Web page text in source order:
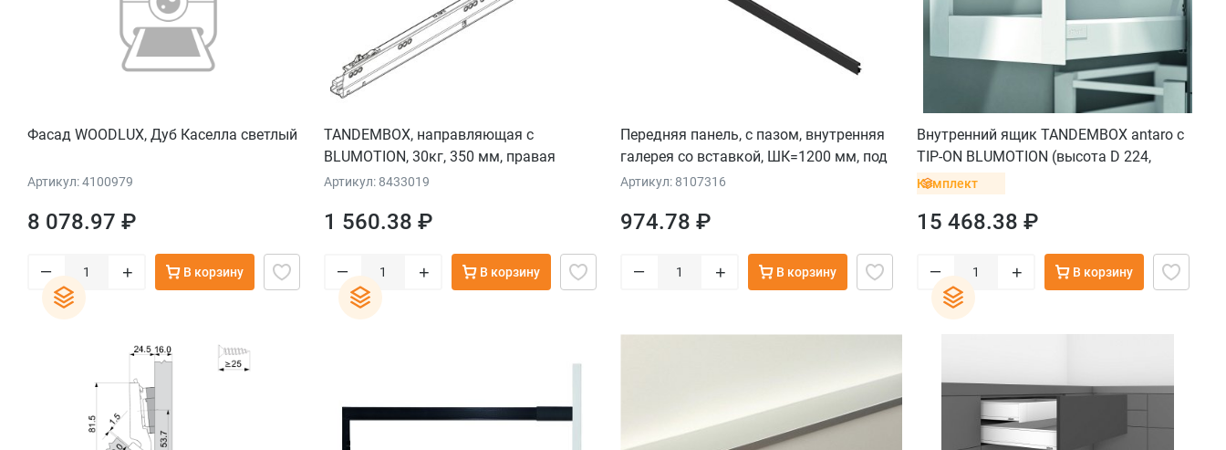
Фасад WOODLUX, Дуб Каселла светлый
Артикул: 4100979
8 078.97 ₽
– + В корзину
TANDEMBOX, направляющая с
BLUMOTION, 30кг, 350 мм, правая
Артикул: 8433019
1 560.38 ₽
– + В корзину
Передняя панель, с пазом, внутренняя
галерея со вставкой, ШК=1200 мм, под
раскрой, терра-черный
Артикул: 8107316
974.78 ₽
– + В корзину
Внутренний ящик TANDEMBOX antaro с
TIP-ON BLUMOTION (высота D 224,
глубина 500 мм, вес ящика от 10 до 30
Комплект
15 468.38 ₽
– + В корзину